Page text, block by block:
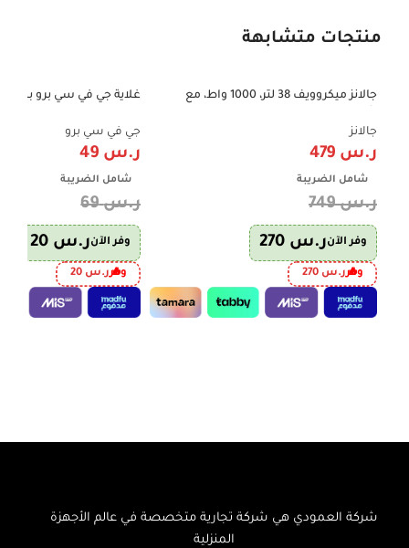
منتجات متشابهة
-36%
جالانز ميكروويف 38 لتر، 1000 واط، مع
جالانز
ر.س
شامل الضريبة
ر.س749
وفر الآنر.س
وفرر.س 270
-29%
GVCKT-3720H
جي في سي برو
ر.س
شامل الضريبة
ر.س69
وفر الآنر.س
وفرر.س 20
شركة العمودي هي شركة تجارية متخصصة في عالم الأجهزة
المنزلية